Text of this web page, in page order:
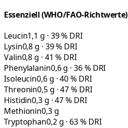
Essenziell (WHO/FAO-Richtwerte)
Leucin1,1 g · 39 % DRI
Lysin0,8 g · 39 % DRI
Valin0,8 g · 41 % DRI
Phenylalanin0,6 g · 36 % DRI
Isoleucin0,6 g · 40 % DRI
Threonin0,5 g · 47 % DRI
Histidin0,3 g · 47 % DRI
Methionin0,3 g
Tryptophan0,2 g · 63 % DRI